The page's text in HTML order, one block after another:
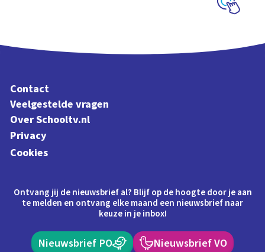
Contact
Veelgestelde vragen
Over Schooltv.nl
Privacy
Cookies
Ontvang jij de nieuwsbrief al? Blijf op de hoogte door je aan
te melden en ontvang elke maand een nieuwsbrief naar
keuze in je inbox!
Nieuwsbrief PO Nieuwsbrief VO